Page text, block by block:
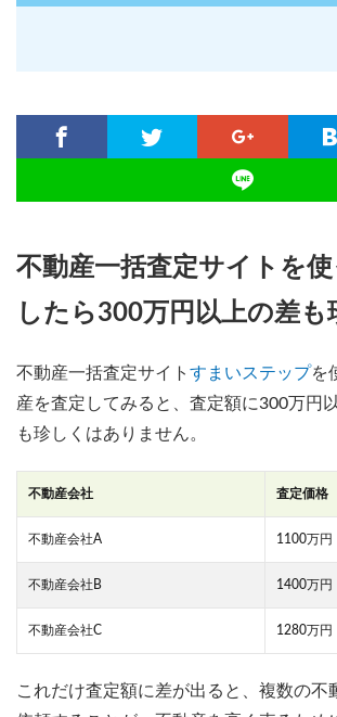
不動産一括査定サイトを
したら300万円以上の差も
不動産一括査定サイト すまいステップを
産を査定してみると、査定額に300万円
も珍しくはありません。
不動産会社 査定価格
不動産会社A 1100万円
不動産会社B 1400万円
不動産会社C 1280万円
これだけ査定額に差が出ると、複数の不